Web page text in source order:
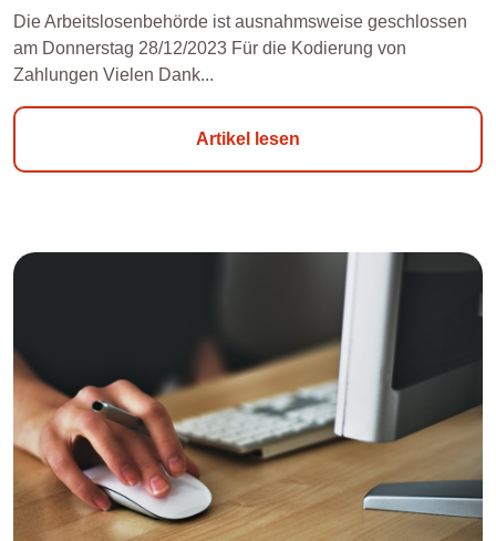
Die Arbeitslosenbehörde ist ausnahmsweise geschlossen
am Donnerstag 28/12/2023 Für die Kodierung von
Zahlungen Vielen Dank...
Artikel lesen